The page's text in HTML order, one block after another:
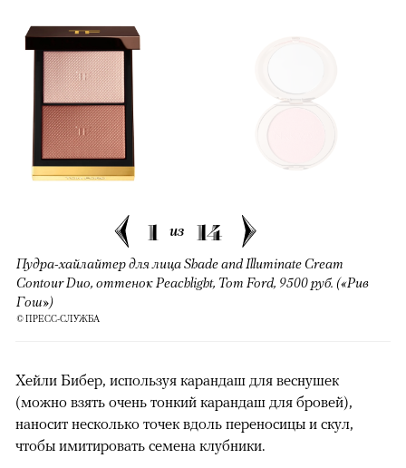
1 из 14
Пудра-хайлайтер для лица Shade and Illuminate Cream
Contour Duo, оттенок Peachlight, Tom Ford, 9500 руб. («Рив
Гош»)
© ПРЕСС-СЛУЖБА
Хейли Бибер, используя карандаш для веснушек
(можно взять очень тонкий карандаш для бровей),
наносит несколько точек вдоль переносицы и скул,
чтобы имитировать семена клубники.